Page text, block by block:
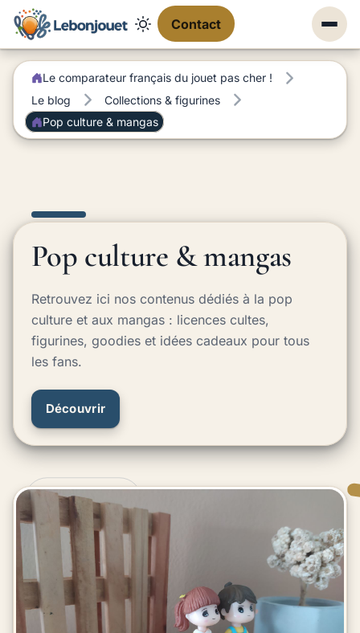
Contact
Le comparateur français du jouet pas cher !
Le blog
Collections & figurines
Pop culture & mangas
Pop culture & mangas
Retrouvez ici nos contenus dédiés à la pop
culture et aux mangas : licences cultes,
figurines, goodies et idées cadeaux pour tous
les fans.
Découvrir